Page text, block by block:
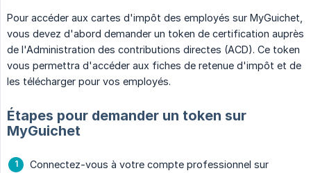
Pour accéder aux cartes d'impôt des employés sur MyGuichet,
vous devez d'abord demander un token de certification auprès
de l'Administration des contributions directes (ACD). Ce token
vous permettra d'accéder aux fiches de retenue d'impôt et de
les télécharger pour vos employés.
Étapes pour demander un token sur
MyGuichet
Connectez-vous à votre compte professionnel sur